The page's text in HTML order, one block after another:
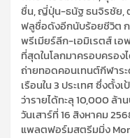
ชื่น, ญี่ปุ่น-ธนัฐ ธนจิรชัย,
ฟลูชื่อดังอีกนับร้อยชีวิต
พรีเมียร์ลีก-เอมิเรตส์ เ
ที่สุดในโลกมาครอบครอง
ถ่ายทอดคอนเทนต์กีฬาระ
เรือนใน 3 ประเทศ ซึ่งตั้ง
ว่ารายได้ทะลุ 10,000 ล้า
วันเสาร์ที่ 16 สิงหาคม
แพลตฟอร์มสตรีมมิ่ง